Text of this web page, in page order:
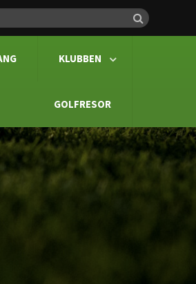

KLUBBEN 
GOLFRESOR